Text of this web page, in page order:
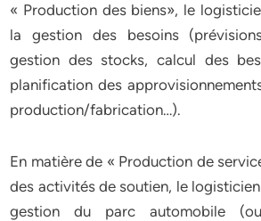
« Production des biens», le
la gestion des besoins
gestion des stocks, calcul des
planification des
production/fabrication…).
En matière de « Production de
des activités de soutien, le
gestion du parc automobile